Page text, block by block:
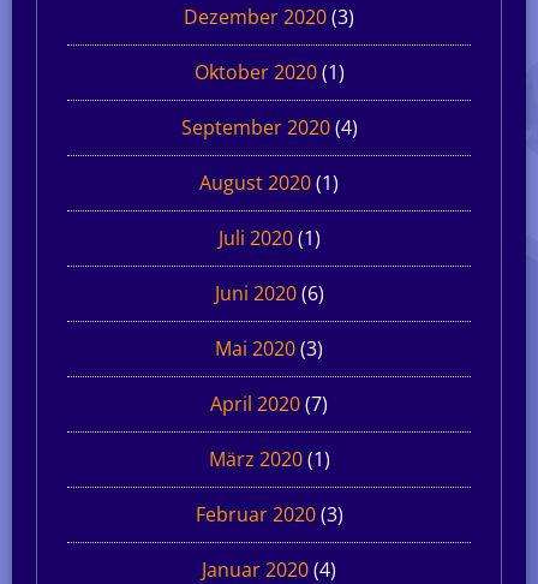
Dezember 2020(3)
Oktober 2020(1)
September 2020(4)
August 2020(1)
Juli 2020(1)
Juni 2020(6)
Mai 2020(3)
April 2020(7)
März 2020(1)
Februar 2020(3)
Januar 2020(4)